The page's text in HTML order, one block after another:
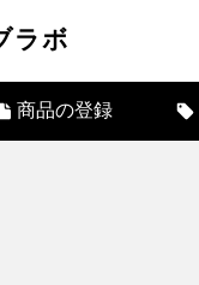
ラボ
商品の登録